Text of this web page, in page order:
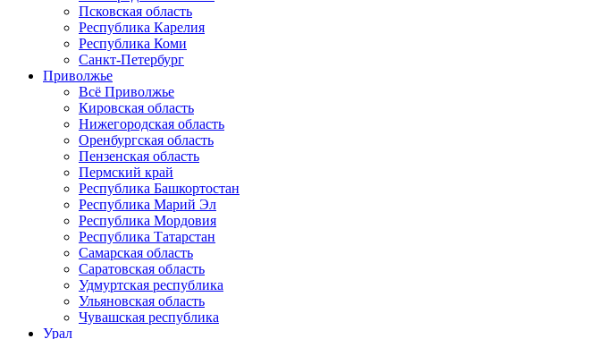
Псковская область
Республика Карелия
Республика Коми
Санкт-Петербург
Приволжье
Всё Приволжье
Кировская область
Нижегородская область
Оренбургская область
Пензенская область
Пермский край
Республика Башкортостан
Республика Марий Эл
Республика Мордовия
Республика Татарстан
Самарская область
Саратовская область
Удмуртская республика
Ульяновская область
Чувашская республика
Урал